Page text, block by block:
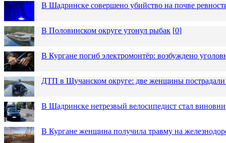
В Шадринске совершено убийство на почве
В Половинском округе утонул рыбак [0]
В Кургане погиб электромонтёр: возбуждено
ДТП в Щучанском округе: две женщины пострадали
В Шадринске нетрезвый велосипедист стал
В Кургане женщина получила травму на